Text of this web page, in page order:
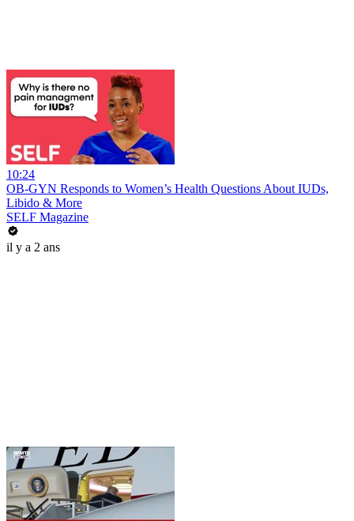
10:24
OB-GYN Responds to Women’s Health Questions About IUDs,
Libido & More
SELF Magazine
il y a 2 ans